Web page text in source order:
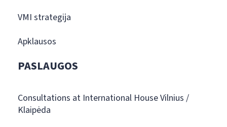
VMI strategija
Apklausos
PASLAUGOS
Consultations at International House Vilnius /
Klaipėda